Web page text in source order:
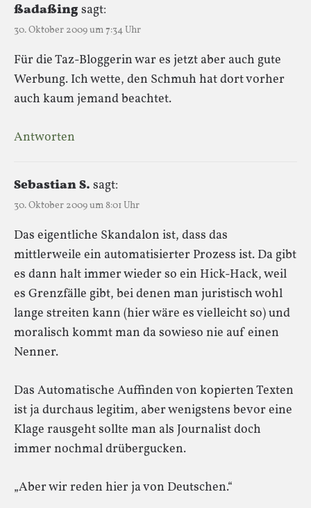
ßadaßingsagt:
30. Oktober 2009 um 7:34 Uhr
Für die Taz-Bloggerin war es jetzt aber auch gute
Werbung. Ich wette, den Schmuh hat dort vorher
auch kaum jemand beachtet.
Antworten
Sebastian S. sagt:
30. Oktober 2009 um 8:01 Uhr
Das eigentliche Skandalon ist, dass das
mittlerweile ein automatisierter Prozess ist. Da gibt
es dann halt immer wieder so ein Hick-Hack, weil
es Grenzfälle gibt, bei denen man juristisch wohl
lange streiten kann (hier wäre es vielleicht so) und
moralisch kommt man da sowieso nie auf einen
Nenner.
Das Automatische Auffinden von kopierten Texten
ist ja durchaus legitim, aber wenigstens bevor eine
Klage rausgeht sollte man als Journalist doch
immer nochmal drübergucken.
„Aber wir reden hier ja von Deutschen.“